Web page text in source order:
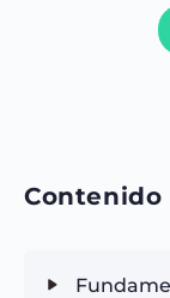
Contenido